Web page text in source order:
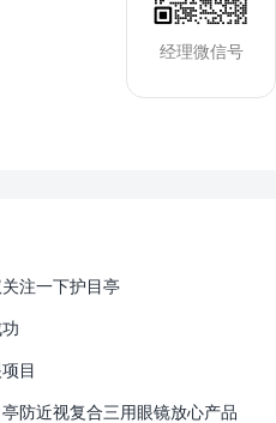
注一下护目亭
目
防近视复合三用眼镜放心产品
经理微信号